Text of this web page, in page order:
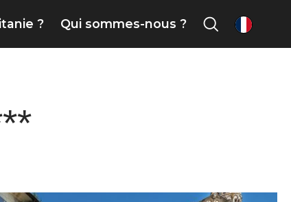
? Qui sommes-nous ? fr